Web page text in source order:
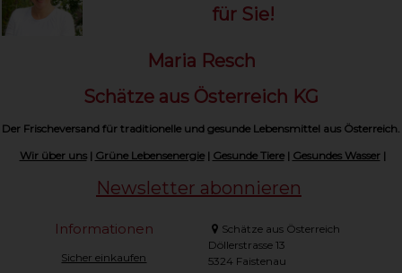
für Sie!
Maria Resch
Schätze aus Österreich KG
Der Frischeversand für traditionelle und gesunde Lebensmittel aus Österreich.
Wir über uns| Grüne Lebensenergie| Gesunde Tiere| Gesundes Wasser|
Newsletter abonnieren
Informationen
Sicher einkaufen
Schätze aus Österreich
Döllerstrasse 13
5324 Faistenau